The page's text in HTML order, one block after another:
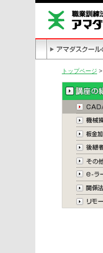
トップページ >